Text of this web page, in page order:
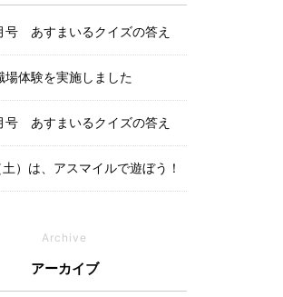
号 あすまいるクイズの答え
場体験を実施しました
号 あすまいるクイズの答え
土）は、アスマイルで遊ぼう！
Archive
アーカイブ